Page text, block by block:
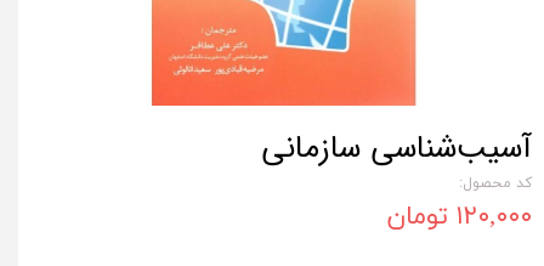
آسیب‌شناسی سازمانی
کد محصول:
۱۲۰,۰۰۰ تومان